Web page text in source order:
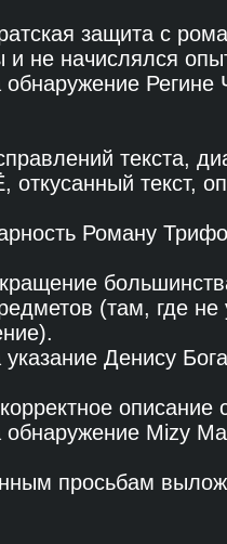
защита с
не начислялся
обнаружение Регине
текста,
откусанный текст,
Роману
(там, где
указание Денису
описание
обнаружение Mizy
просьбам